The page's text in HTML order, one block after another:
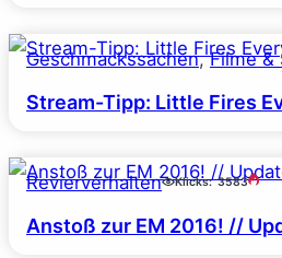
Geschmackssachen, Filme &
Stream-Tipp: Little Fires
Revierverhalten Klicks: 3583
Anstoß zur EM 2016! //